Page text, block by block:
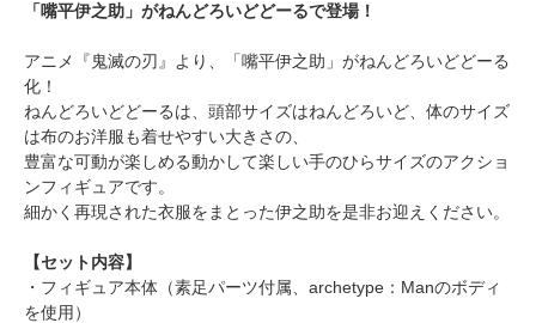
「嘴平伊之助」がねんどろいどどーるで登場！
アニメ『鬼滅の刃』より、「嘴平伊之助」がねんどろいどどーる
化！
ねんどろいどどーるは、頭部サイズはねんどろいど、体のサイズ
は布のお洋服も着せやすい大きさの、
豊富な可動が楽しめる動かして楽しい手のひらサイズのアクショ
ンフィギュアです。
細かく再現された衣服をまとった伊之助を是非お迎えください。
【セット内容】
・フィギュア本体（素足パーツ付属、archetype：Manのボディ
を使用）